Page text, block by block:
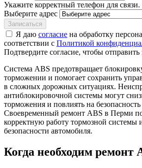
Укажите корректный телефон для связи.
Выберите адрес
Записаться
Я даю согласие на обработку
соответствии с Политикой
Подтвердите согласие, чтобы отправить
Система ABS предотвращает
торможении и помогает сохранить
в сложных дорожных ситуациях.
антиблокировочной системы могут
торможения и повлиять на
Своевременный ремонт ABS в Перми
корректную работу тормозной системы
безопасности автомобиля.
Когда необходим ремонт